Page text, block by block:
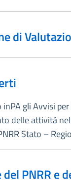
di
gli Avvisi
delle attività
Stato –
PNRR e